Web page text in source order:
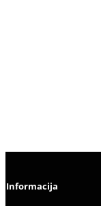
Informacija